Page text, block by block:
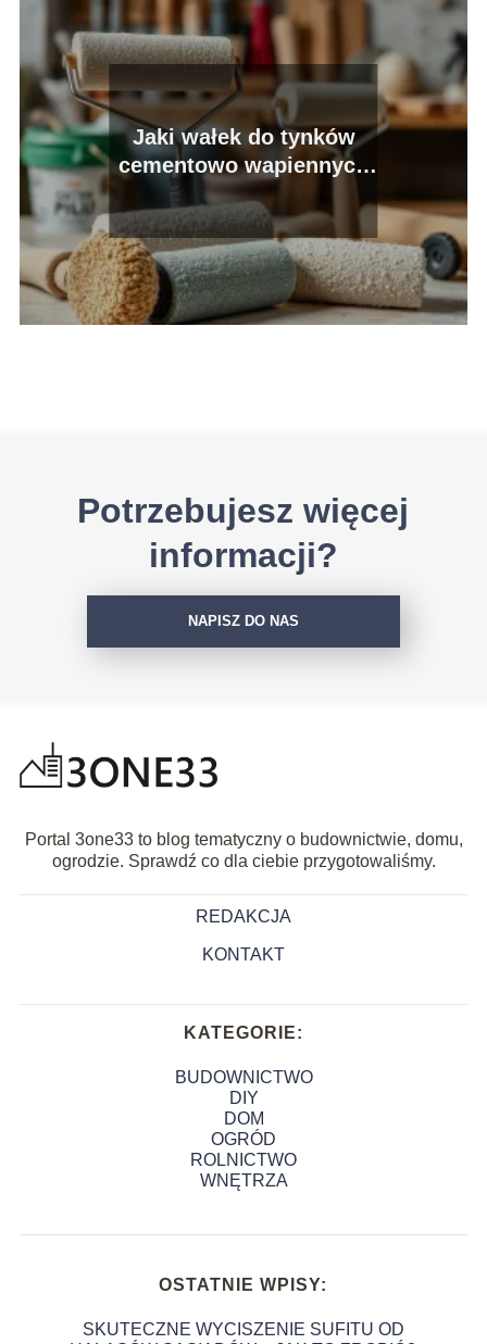
Jaki wałek do tynków
cementowo wapiennych
wybrać?
Potrzebujesz więcej
informacji?
NAPISZ DO NAS
Portal 3one33 to blog tematyczny o budownictwie, domu,
ogrodzie. Sprawdź co dla ciebie przygotowaliśmy.
REDAKCJA
KONTAKT
KATEGORIE:
BUDOWNICTWO
DIY
DOM
OGRÓD
ROLNICTWO
WNĘTRZA
OSTATNIE WPISY:
SKUTECZNE WYCISZENIE SUFITU OD